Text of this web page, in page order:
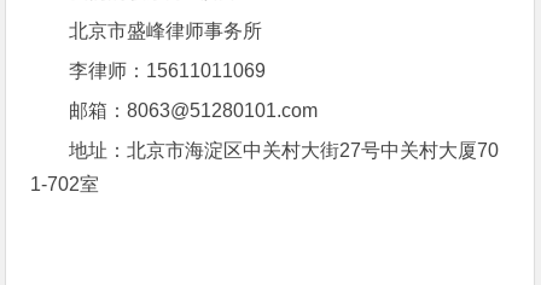
北京市盛峰律师事务所
李律师：15611011069
邮箱：8063@51280101.com
地址：北京市海淀区中关村大街27号中关村大厦70
1-702室